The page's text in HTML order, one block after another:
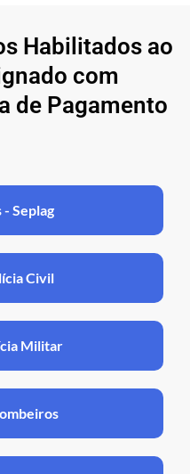
Habilitados ao
com
de Pagamento
Seplag
Civil
Militar